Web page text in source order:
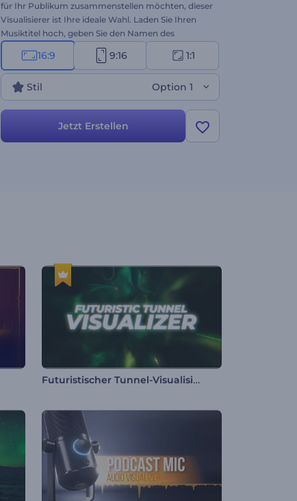
für Ihr Publikum zusammenstellen möchten, dieser
Visualisierer ist Ihre ideale Wahl. Laden Sie Ihren
Musiktitel hoch, geben Sie den Namen des
Künstlers ein, und machen Sie sich bereit für eine
faszinierende audiovisuelle Reise. Beginnen Sie
jetzt, um Ihre Musik-Downloads zu vermehren!
16:9 9:16 1:1
Stil Option 1
Jetzt Erstellen
Futuristischer Tunnel-Visualisierer